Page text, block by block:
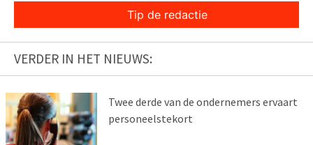
Tip de redactie
VERDER IN HET NIEUWS:
Twee derde van de ondernemers ervaart
personeelstekort